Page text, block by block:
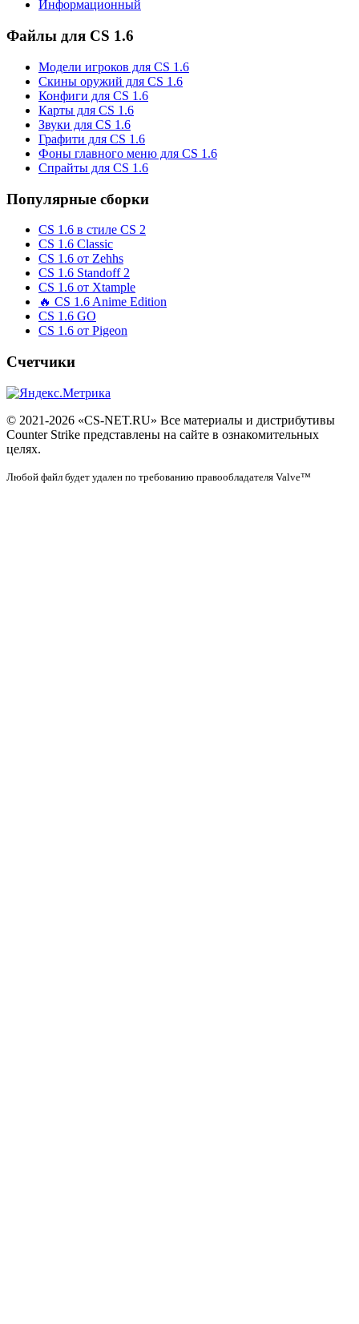
Информационный
Файлы для CS 1.6
Модели игроков для CS 1.6
Скины оружий для CS 1.6
Конфиги для CS 1.6
Карты для CS 1.6
Звуки для CS 1.6
Графити для CS 1.6
Фоны главного меню для CS 1.6
Спрайты для CS 1.6
Популярные сборки
CS 1.6 в стиле CS 2
CS 1.6 Classic
CS 1.6 от Zehhs
CS 1.6 Standoff 2
CS 1.6 от Xtample
🔥 CS 1.6 Anime Edition
CS 1.6 GO
CS 1.6 от Pigeon
Счетчики
© 2021-2026 «CS-NET.RU» Все материалы и дистрибутивы
Counter Strike представлены на сайте в ознакомительных
целях.
Любой файл будет удален по требованию правообладателя Valve™